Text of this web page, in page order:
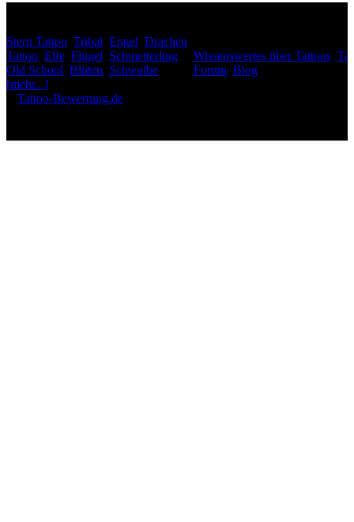
Stern Tattoo Tribal Engel Drachen
Tattoo Elfe Flügel Schmetterling
Old School Blüten Schwalbe
[mehr...]
Wissenswertes über Tattoos
Forum Blog
Tattoo-Bewertung.de